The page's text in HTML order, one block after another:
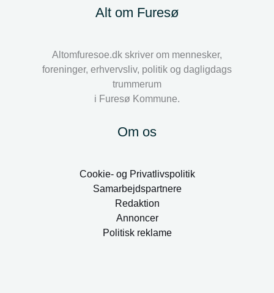
Alt om Furesø
Altomfuresoe.dk skriver om mennesker,
foreninger, erhvervsliv, politik og dagligdags
trummerum
i Furesø Kommune.
Om os
Cookie- og Privatlivspolitik
Samarbejdspartnere
Redaktion
Annoncer
Politisk reklame